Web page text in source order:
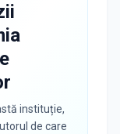
instituție,
de care